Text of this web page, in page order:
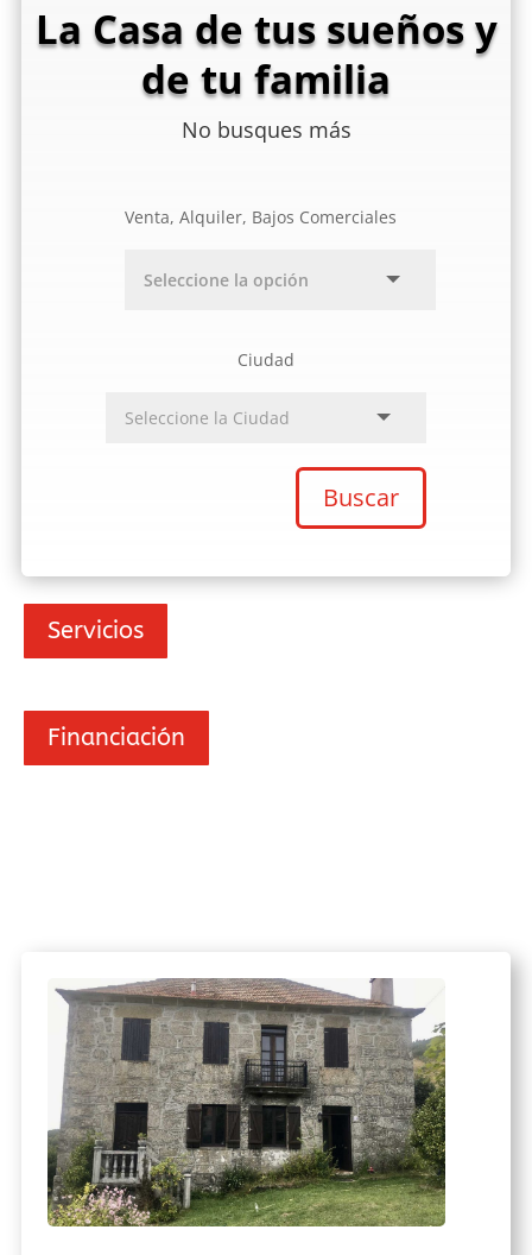
La Casa de tus sueños y
de tu familia
No busques más
Venta, Alquiler, Bajos Comerciales
Ciudad
Buscar
Servicios
Financiación